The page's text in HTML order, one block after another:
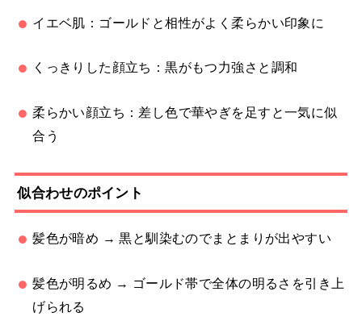
イエベ肌：ゴールドと相性がよく柔らかい印象に
くっきりした顔立ち：黒がもつ力強さと調和
柔らかい顔立ち：差し色で華やぎを足すと一気に似
合う
似合わせのポイント
髪色が暗め → 黒と馴染むのでまとまりが出やすい
髪色が明るめ → ゴールド帯で全体の明るさを引き上
げられる